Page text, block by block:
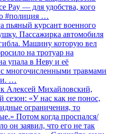
Pay — для удобства, кого
#полиция …
пьяный курсант военного
Пассажирка автомобиля
Машину которую вел
на тротуар на
упала в Неву и её
с многочисленными травмами
…
Алексей Михайловский,
сезон: «У нас как не понос,
ограничения, то
Потом когда проспался/
он заявил, что его не так